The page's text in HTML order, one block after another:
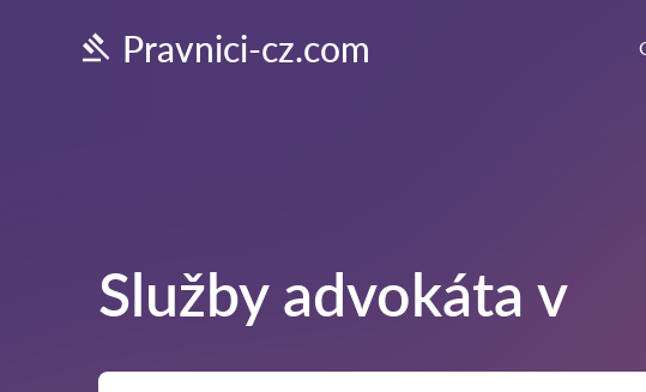
Pravnici-cz.com
Služby advokáta v